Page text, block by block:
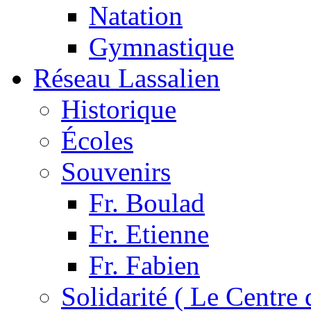
Natation
Gymnastique
Réseau Lassalien
Historique
Écoles
Souvenirs
Fr. Boulad
Fr. Etienne
Fr. Fabien
Solidarité ( Le Centre